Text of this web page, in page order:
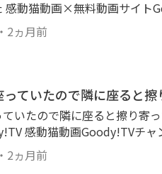
するとゴロゴロ喉を鳴らす、
し、雨の日の子猫達等、可愛
TikTok：
、【感動猫動画Special
ードも行ってます。 ぜひご
り散歩を中心に、猫島等も
チ猫、黒ブチ、白ブチ、サバ
！ ゴロゴロ、ナデナデ、ゴ
ちゃんがいっぱいモフられ
鳴らす、膝の上に乗ってくる
・ 2ヵ月前
ていたので隣に座ると擦
ので隣に座ると擦り寄ってきた 感
感動猫動画Goody!TVチャ
と称して昔の感動猫動画の再
。 httpsgoody-tv.onlinechannel3
・ 2ヵ月前